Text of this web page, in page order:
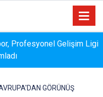
Profesyonel Gelişim Ligi
GÖRÜNÜŞ